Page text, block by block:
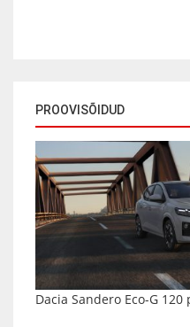
PROOVISÕIDUD
Dacia Sandero Eco-G